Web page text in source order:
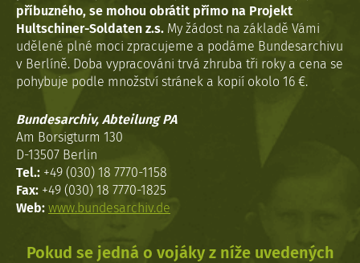
příbuzného, se mohou obrátit přímo na Projekt
Hultschiner-Soldaten z.s. My žádost na základě Vámi
udělené plné moci zpracujeme a podáme Bundesarchivu
v Berlíně. Doba vypracováni trvá zhruba tři roky a cena se
pohybuje podle množství stránek a kopií okolo 16 €.
Bundesarchiv, Abteilung PA
Am Borsigturm 130
D-13507 Berlin
Tel.: +49 (030) 18 7770-1158
Fax: +49 (030) 18 7770-1825
Web: www.bundesarchiv.de
Pokud se jedná o vojáky z níže uvedených